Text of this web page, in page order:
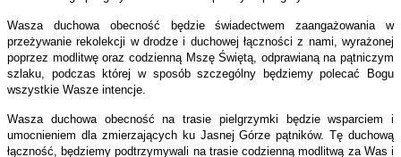
Wasza duchowa obecność będzie świadectwem zaangażowania w
przeżywanie rekolekcji w drodze i duchowej łączności z nami, wyrażonej
poprzez modlitwę oraz codzienną Mszę Świętą, odprawianą na pątniczym
szlaku, podczas której w sposób szczególny będziemy polecać Bogu
wszystkie Wasze intencje.
Wasza duchowa obecność na trasie pielgrzymki będzie wsparciem i
umocnieniem dla zmierzających ku Jasnej Górze pątników. Tę duchową
łączność, będziemy podtrzymywali na trasie codzienną modlitwą za Was i